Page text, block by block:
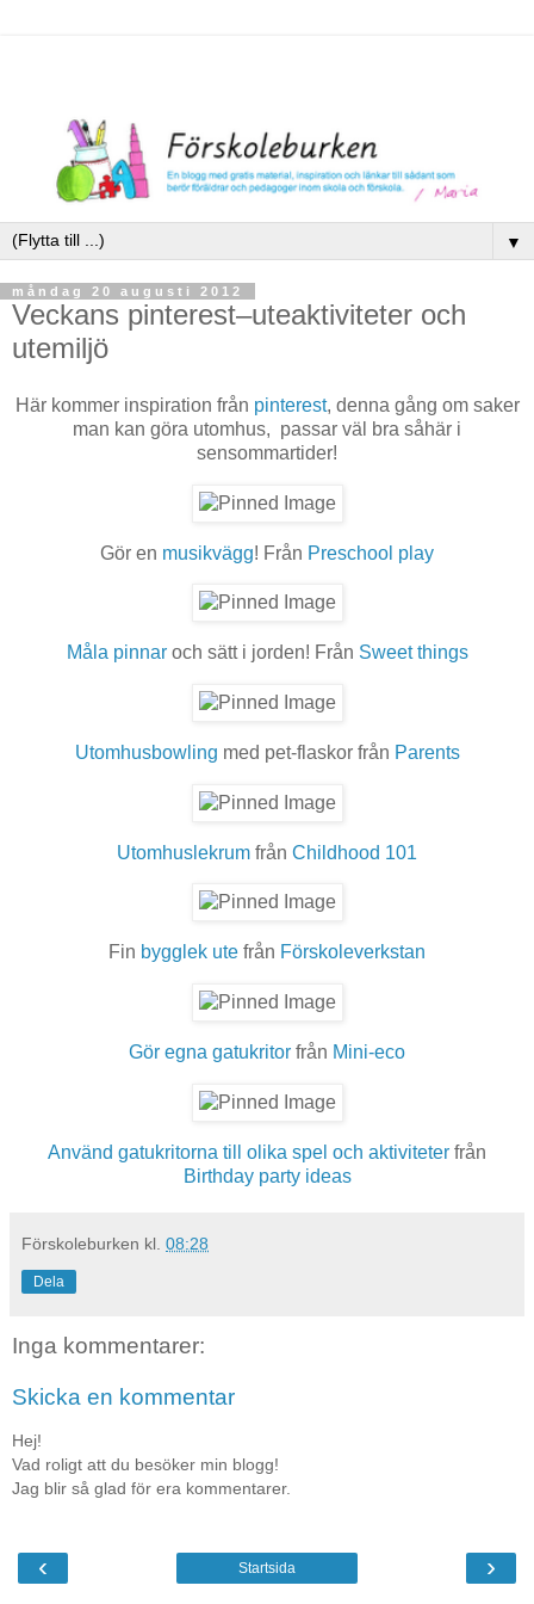
▼
måndag 20 augusti 2012
Veckans pinterest–uteaktiviteter och
utemiljö
Här kommer inspiration från pinterest, denna gång om saker
man kan göra utomhus, passar väl bra såhär i
sensommartider!
Gör en musikvägg! Från Preschool play
Måla pinnaroch sätt i jorden! Från Sweet things
Utomhusbowling med pet-flaskor från Parents
Utomhuslekrum från Childhood 101
Fin bygglek ute från Förskoleverkstan
Gör egna gatukritor från Mini-eco
Använd gatukritorna till olika spel och aktiviteter från
Birthday party ideas
Förskoleburken kl. 08:28
Dela
Inga kommentarer:
Skicka en kommentar
Hej!
Vad roligt att du besöker min blogg!
Jag blir så glad för era kommentarer.
‹ ›
Startsida